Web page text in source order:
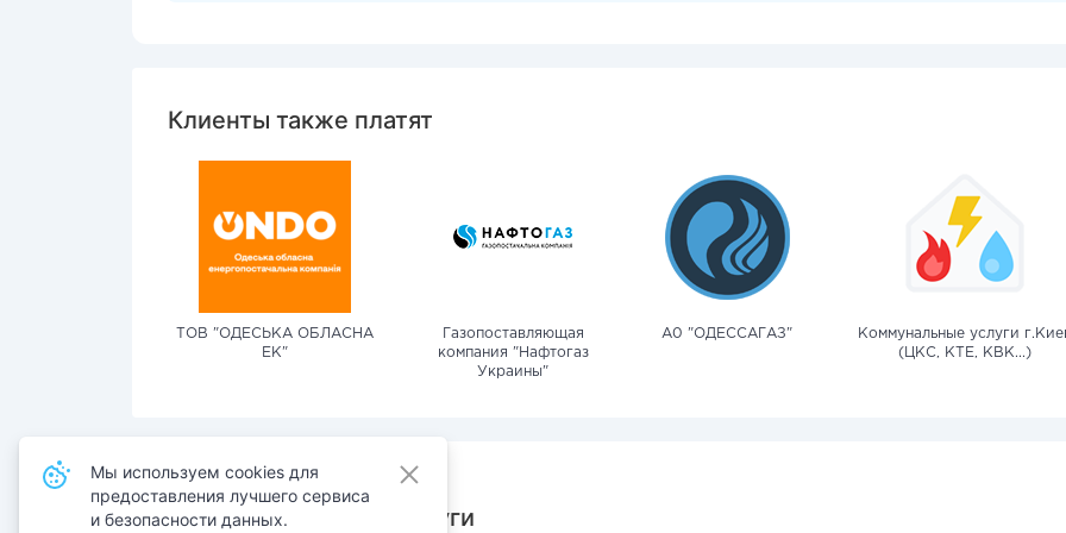
Клиенты также платят
ТОВ "ОДЕСЬКА ОБЛАСНА
ЕК"
Газопоставляющая
компания "Нафтогаз
Украины"
А0 "ОДЕССАГАЗ"
Коммунальные услуги
(ЦКС, КТЕ, КВК...)
Также оплачивают услуги
Мы используем cookies для
предоставления лучшего сервиса
и безопасности данных.